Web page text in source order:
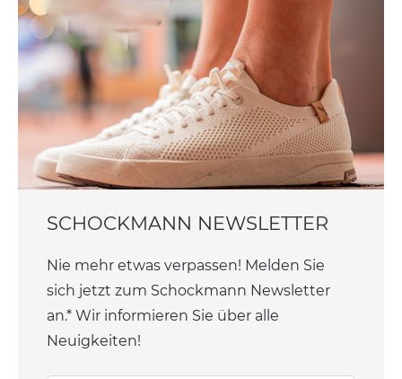
SCHOCKMANN NEWSLETTER
Nie mehr etwas verpassen! Melden Sie
sich jetzt zum Schockmann Newsletter
an.* Wir informieren Sie über alle
Neuigkeiten!